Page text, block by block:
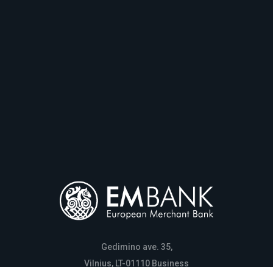
Gedimino ave. 35,
Vilnius, LT-01110 Business